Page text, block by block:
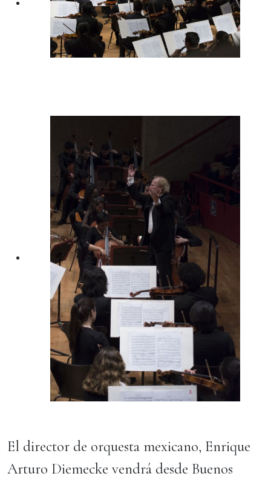
El director de orquesta mexicano, Enrique
Arturo Diemecke vendrá desde Buenos